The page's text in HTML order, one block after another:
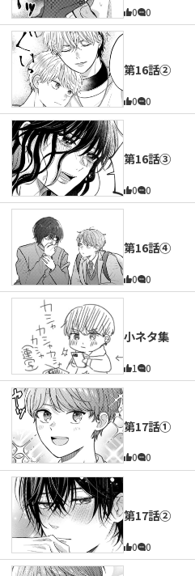
0 0
第16話②
0 0
第16話③
0 0
第16話④
0 0
小ネタ集
1 0
第17話①
0 0
第17話②
0 0